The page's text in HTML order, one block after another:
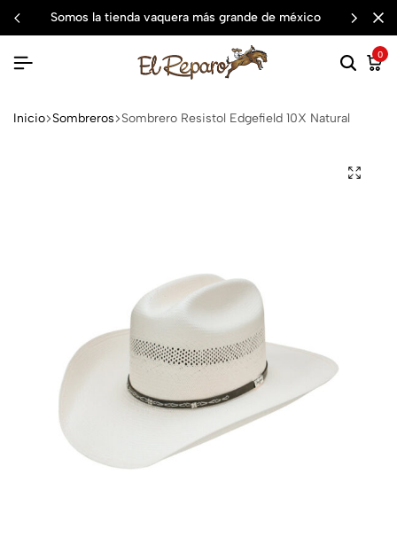
compra ahora
somos la tienda vaquera más grande de méxico
0
Inicio Sombreros Sombrero Resistol Edgefield 10X Natural